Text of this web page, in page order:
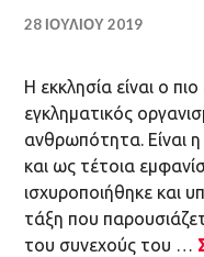
28 ΙΟΥΛΊΟΥ 2019
Η εκκλησία είναι ο
εγκληματικός
ανθρωπότητα. Είναι
και ως τέτοια
ισχυροποιήθηκε και
τάξη που
του συνεχούς του …